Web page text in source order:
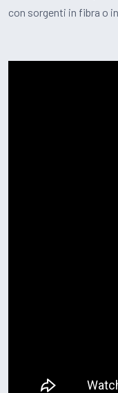
con sorgenti in fibra o